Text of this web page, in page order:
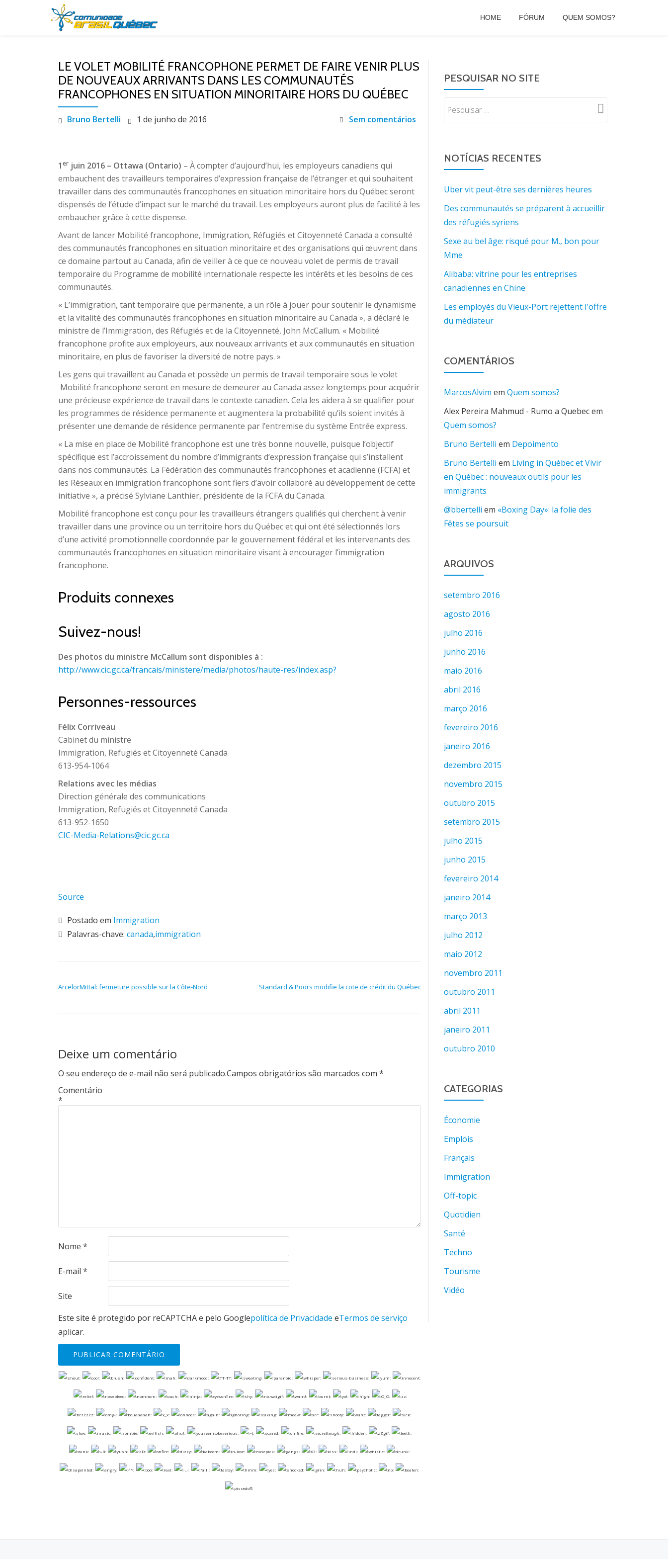
HOME FÓRUM QUEM SOMOS?
LE VOLET MOBILITÉ FRANCOPHONE PERMET DE FAIRE VENIR PLUS
DE NOUVEAUX ARRIVANTS DANS LES COMMUNAUTÉS
FRANCOPHONES EN SITUATION MINORITAIRE HORS DU QUÉBEC
Bruno Bertelli 1 de junho de 2016 Sem comentários
1er juin 2016 – Ottawa (Ontario) – À compter d’aujourd’hui, les employeurs canadiens qui
embauchent des travailleurs temporaires d’expression française de l’étranger et qui souhaitent
travailler dans des communautés francophones en situation minoritaire hors du Québec seront
dispensés de l’étude d’impact sur le marché du travail. Les employeurs auront plus de facilité à les
embaucher grâce à cette dispense.
Avant de lancer Mobilité francophone, Immigration, Réfugiés et Citoyenneté Canada a consulté
des communautés francophones en situation minoritaire et des organisations qui œuvrent dans
ce domaine partout au Canada, afin de veiller à ce que ce nouveau volet de permis de travail
temporaire du Programme de mobilité internationale respecte les intérêts et les besoins de ces
communautés.
« L’immigration, tant temporaire que permanente, a un rôle à jouer pour soutenir le dynamisme
et la vitalité des communautés francophones en situation minoritaire au Canada », a déclaré le
ministre de l’Immigration, des Réfugiés et de la Citoyenneté, John McCallum. « Mobilité
francophone profite aux employeurs, aux nouveaux arrivants et aux communautés en situation
minoritaire, en plus de favoriser la diversité de notre pays. »
Les gens qui travaillent au Canada et possède un permis de travail temporaire sous le volet
Mobilité francophone seront en mesure de demeurer au Canada assez longtemps pour acquérir
une précieuse expérience de travail dans le contexte canadien. Cela les aidera à se qualifier pour
les programmes de résidence permanente et augmentera la probabilité qu’ils soient invités à
présenter une demande de résidence permanente par l’entremise du système Entrée express.
« La mise en place de Mobilité francophone est une très bonne nouvelle, puisque l’objectif
spécifique est l’accroissement du nombre d’immigrants d’expression française qui s’installent
dans nos communautés. La Fédération des communautés francophones et acadienne (FCFA) et
les Réseaux en immigration francophone sont fiers d’avoir collaboré au développement de cette
initiative », a précisé Sylviane Lanthier, présidente de la FCFA du Canada.
Mobilité francophone est conçu pour les travailleurs étrangers qualifiés qui cherchent à venir
travailler dans une province ou un territoire hors du Québec et qui ont été sélectionnés lors
d’une activité promotionnelle coordonnée par le gouvernement fédéral et les intervenants des
communautés francophones en situation minoritaire visant à encourager l’immigration
francophone.
Produits connexes
Suivez-nous!
Des photos du ministre McCallum sont disponibles à :
http://www.cic.gc.ca/francais/ministere/media/photos/haute-res/index.asp?
Personnes-ressources
Félix Corriveau
Cabinet du ministre
Immigration, Refugiés et Citoyenneté Canada
613-954-1064
Relations avec les médias
Direction générale des communications
Immigration, Refugiés et Citoyenneté Canada
613-952-1650
CIC-Media-Relations@cic.gc.ca
Source
Postado em Immigration
Palavras-chave: canada,immigration
ArcelorMittal: fermeture possible sur la Côte-Nord Standard & Poors modifie la cote de crédit du Québec
Deixe um comentário
O seu endereço de e-mail não será publicado.Campos obrigatórios são marcados com *
Comentário
*
Nome *
E-mail *
Site
Este site é protegido por reCAPTCHA e pelo Googlepolítica de Privacidade eTermos de serviço
aplicar.
PESQUISAR NO SITE
NOTÍCIAS RECENTES
Uber vit peut-être ses dernières heures
Des communautés se préparent à accueillir
des réfugiés syriens
Sexe au bel âge: risqué pour M., bon pour
Mme
Alibaba: vitrine pour les entreprises
canadiennes en Chine
Les employés du Vieux-Port rejettent l'offre
du médiateur
COMENTÁRIOS
MarcosAlvim em Quem somos?
Alex Pereira Mahmud - Rumo a Quebecem
Quem somos?
Bruno Bertelli em Depoimento
Bruno Bertelli em Living in Québec et Vivir
en Québec : nouveaux outils pour les
immigrants
@bbertelli em «Boxing Day»: la folie des
Fêtes se poursuit
ARQUIVOS
setembro 2016
agosto 2016
julho 2016
junho 2016
maio 2016
abril 2016
março 2016
fevereiro 2016
janeiro 2016
dezembro 2015
novembro 2015
outubro 2015
setembro 2015
julho 2015
junho 2015
fevereiro 2014
janeiro 2014
março 2013
julho 2012
maio 2012
novembro 2011
outubro 2011
abril 2011
janeiro 2011
outubro 2010
CATEGORIAS
Économie
Emplois
Français
Immigration
Off-topic
Quotidien
Santé
Techno
Tourisme
Vidéo